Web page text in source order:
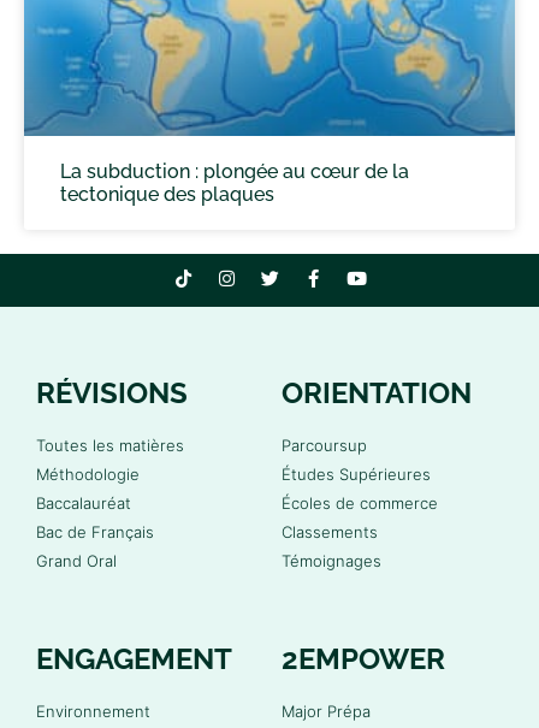
La subduction : plongée au cœur de la
tectonique des plaques
RÉVISIONS
Toutes les matières
Méthodologie
Baccalauréat
Bac de Français
Grand Oral
ORIENTATION
Parcoursup
Études Supérieures
Écoles de commerce
Classements
Témoignages
ENGAGEMENT
Environnement
2EMPOWER
Major Prépa